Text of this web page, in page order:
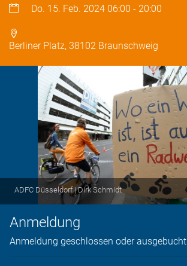
Do. 15. Feb. 2024 06:00 - 20:00
Berliner Platz, 38102 Braunschweig
ADFC Düsseldorf | Dirk Schmidt
Anmeldung
Anmeldung geschlossen oder ausgebucht